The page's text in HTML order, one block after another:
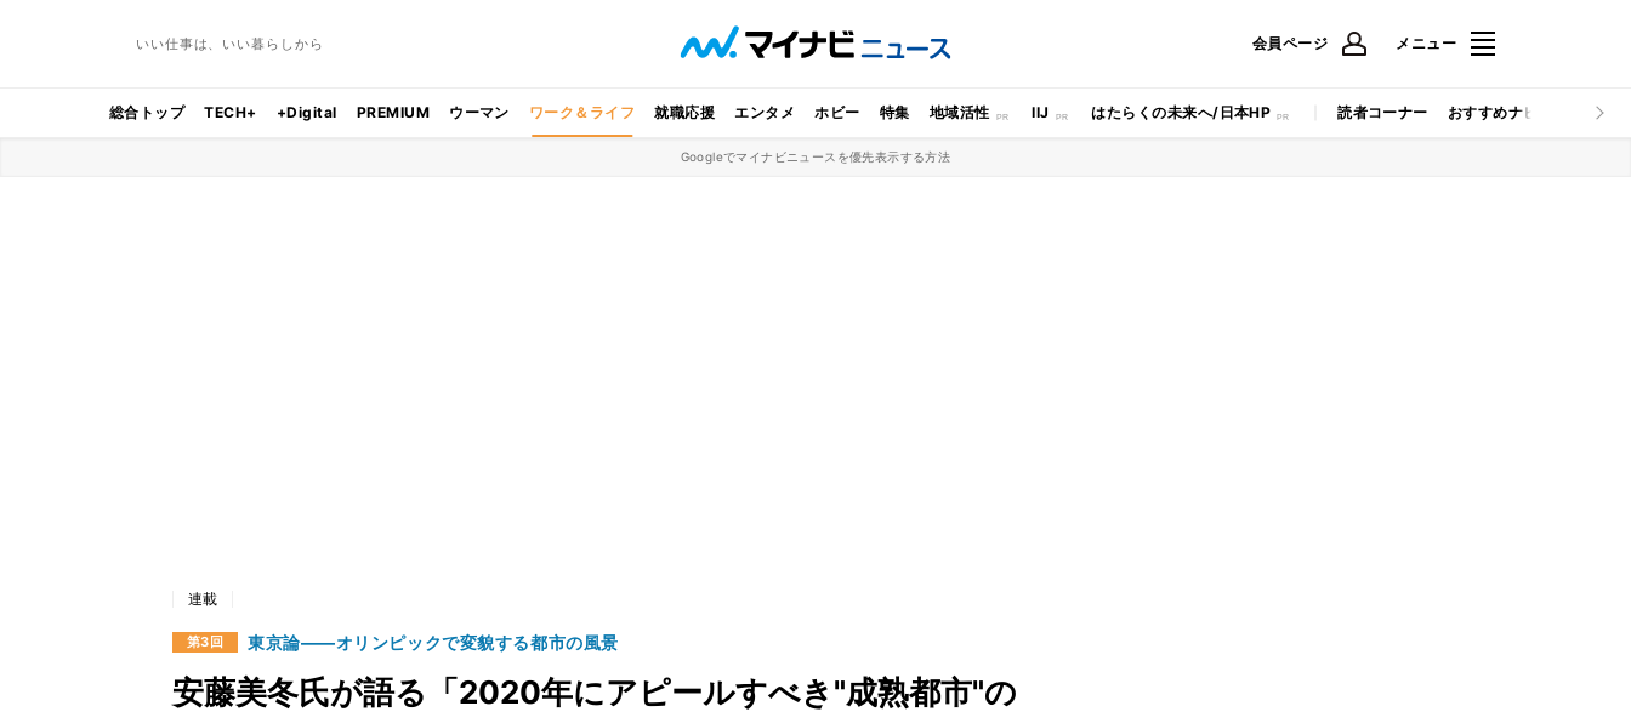
いい仕事は、いい暮らしから 会員ページ メニュー
総合トップ TECH+ +Digital PREMIUM ウーマン ワーク＆ライフ 就職応援 エンタメ ホビー 特集 地域活性 IIJ はたらくの未来へ/日本HP 読者コーナー おすすめナビ マイナビ
Googleでマイナビニュースを優先表示する方法
連載
第3回 東京論――オリンピックで変貌する都市の風景
安藤美冬氏が語る「2020年にアピールすべき"成熟都市"の